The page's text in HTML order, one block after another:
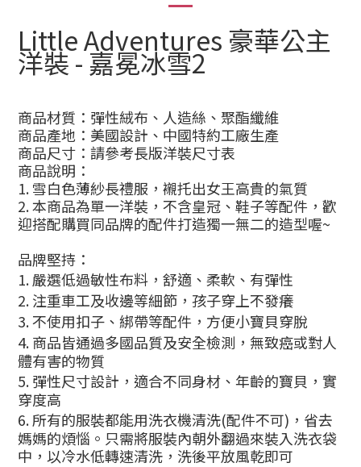
Little Adventures 豪華公主
洋裝 -嘉冕冰雪2
商品材質：彈性絨布、人造絲、聚酯纖維
商品產地：美國設計、中國特約工廠生產
商品尺寸：請參考長版洋裝尺寸表
商品說明：
1.雪白色薄紗長禮服，襯托出女王高貴的氣質
2. 本商品為單一洋裝，不含皇冠、鞋子等配件， 歡
迎搭配購買同品牌的配件打造獨一無二的造型喔~
品牌堅持：
1.嚴選低過敏性布料，舒適、柔軟、有彈性
2.注重車工及收邊等細節，孩子穿上不發癢
3.不使用扣子、綁帶等配件，方便小寶貝穿脫
4.商品皆通過多國品質及安全檢測，無致癌或對人
體有害的物質
5.彈性尺寸設計，適合不同身材、年齡的寶貝，實
穿度高
6.所有的服裝都能用洗衣機清洗(配件不可) ，省去
媽媽的煩惱。只需將服裝內朝外翻過來裝入洗衣袋
中，以冷水低轉速清洗，洗後平放風乾即可